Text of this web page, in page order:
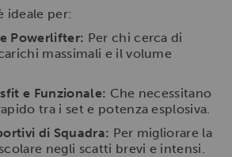
ideale per:
Powerlifter: Per chi cerca di
massimali e il volume
e Funzionale: Che necessitano
tra i set e potenza esplosiva.
di Squadra: Per migliorare la
negli scatti brevi e intensi.